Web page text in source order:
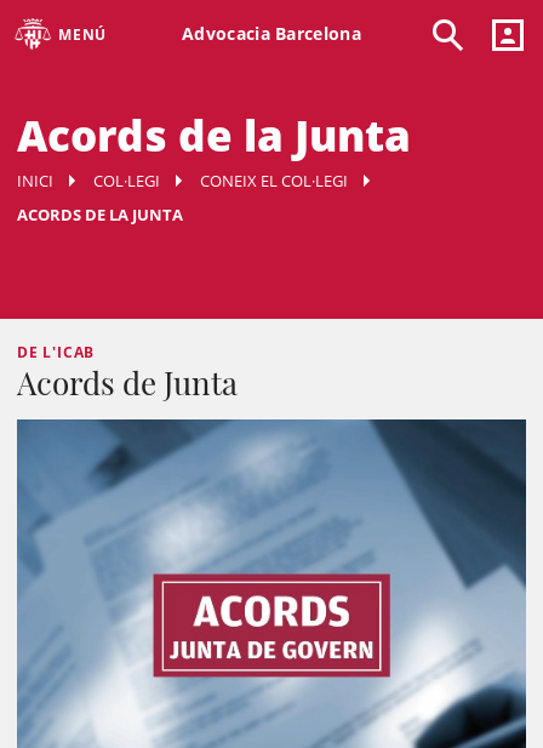
MENÚ Advocacia Barcelona
Acords de la Junta
INICI COL·LEGI
CONEIX EL COL·LEGI
ACORDS DE LA JUNTA
DE L'ICAB
Acords de Junta